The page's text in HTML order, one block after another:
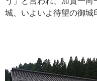
城、いよいよ待望の御城